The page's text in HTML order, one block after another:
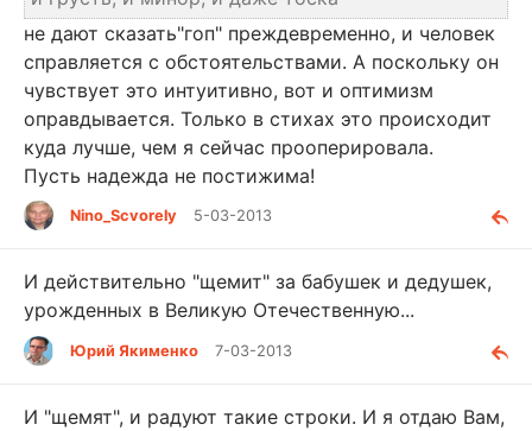
не дают сказать"гоп" преждевременно, и человек
справляется с обстоятельствами. А поскольку он
чувствует это интуитивно, вот и оптимизм
оправдывается. Только в стихах это происходит
куда лучше, чем я сейчас прооперировала.
Пусть надежда не постижима!
Nino_Scvorely 5-03-2013
И действительно "щемит" за бабушек и дедушек,
урожденных в Великую Отечественную...
Юрий Якименко 7-03-2013
И "щемят", и радуют такие строки. И я отдаю Вам,